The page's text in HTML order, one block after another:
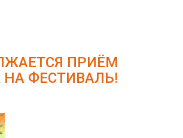
ПРИЁМ
НА ФЕСТИВАЛЬ!